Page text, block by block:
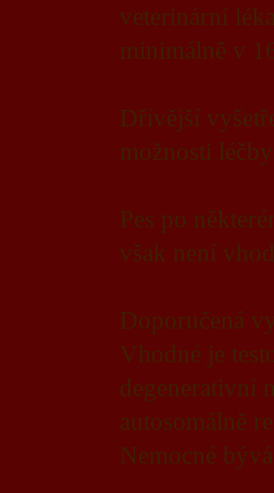
veterinární
minimálně v
Dřívější
možnosti
Pes po
však není
Doporučená
Vhodné je
degenerativní
autosomálně
Nemocné